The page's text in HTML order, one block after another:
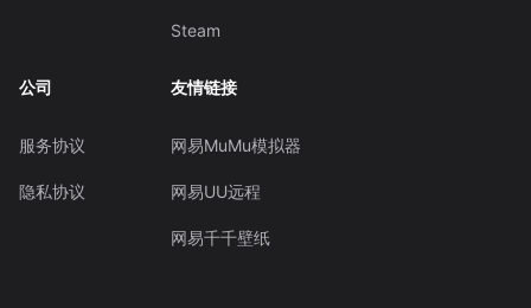
Steam
公司
服务协议
隐私协议
友情链接
网易MuMu模拟器
网易UU远程
网易千千壁纸